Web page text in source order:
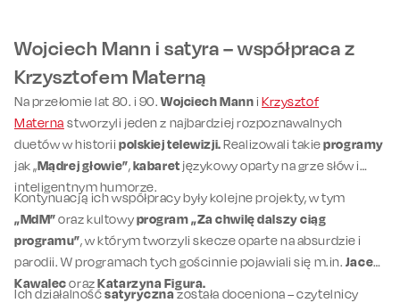
Wojciech Mann i satyra – współpraca z
Krzysztofem Materną
Na przełomie lat 80. i 90.Wojciech ManniKrzysztof
Materna stworzyli jeden z najbardziej rozpoznawalnych
duetów w historiipolskiej telewizji.Realizowali takieprogramy
jak „Mądrej głowie”,kabaret językowy oparty na grze słów i
inteligentnym humorze.
Kontynuacją ich współpracy były kolejne projekty, w tym
„MdM”oraz kultowyprogram „Za chwilę dalszy ciąg
programu”, w którym tworzyli skecze oparte na absurdzie i
parodii. W programach tych gościnnie pojawiali się m.in. Jacek
KawalecorazKatarzyna Figura.
Ich działalnośćsatyrycznazostała doceniona – czytelnicy